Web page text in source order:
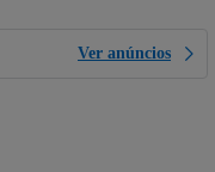
Ver anúncios